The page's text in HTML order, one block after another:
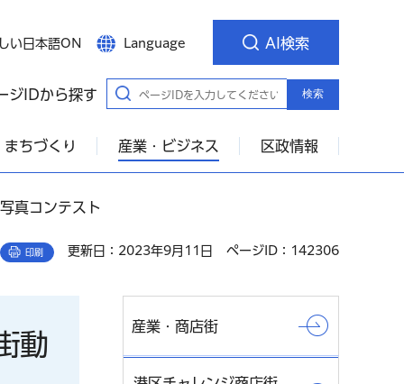
い日本語ON Language AI検索
ジIDから探す 検索
まちづくり 産業・ビジネス 区政情報
真コンテスト
印刷 更新日：2023年9月11日 ページID：142306
動
産業・商店街